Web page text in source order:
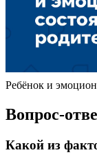
Ребёнок и
Вопрос-
Какой из